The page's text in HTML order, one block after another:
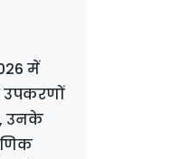
में
उपकरणों
उनके